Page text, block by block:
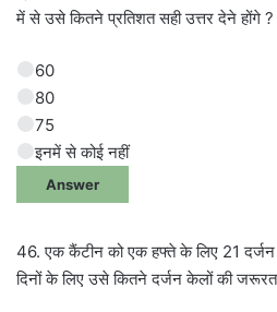
में से उसे कितने प्रतिशत सही उत्तर देने होंगे ?
60
80
75
इनमें से कोई नहीं
Answer
46. एक कैंटीन को एक हफ्ते के लिए 21
दिनों के लिए उसे कितने दर्जन केलों की जरूरत